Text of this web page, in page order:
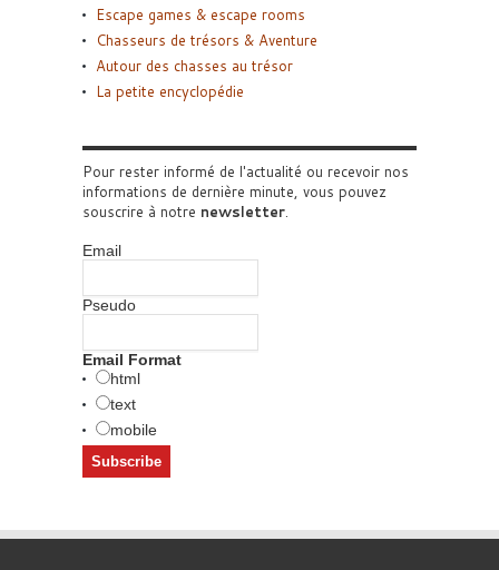
Escape games & escape rooms
Chasseurs de trésors & Aventure
Autour des chasses au trésor
La petite encyclopédie
Pour rester informé de l'actualité ou recevoir nos
informations de dernière minute, vous pouvez
souscrire à notre newsletter.
Email
Pseudo
Email Format
html
text
mobile